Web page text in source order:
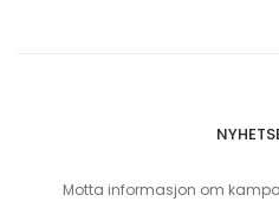
Motta informasjon om